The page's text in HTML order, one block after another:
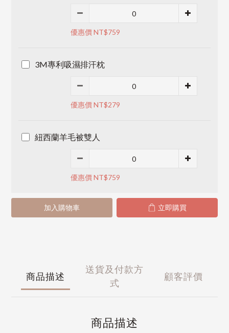
優惠價 NT$759
3M專利吸濕排汗枕
優惠價 NT$279
紐西蘭羊毛被雙人
優惠價 NT$759
加入購物車 立即購買
商品描述
送貨及付款方
式
顧客評價
商品描述